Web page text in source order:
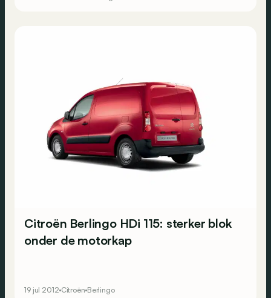
Citroën Berlingo HDi 115: sterker blok
onder de motorkap
19 jul 2012 Citroën Berlingo